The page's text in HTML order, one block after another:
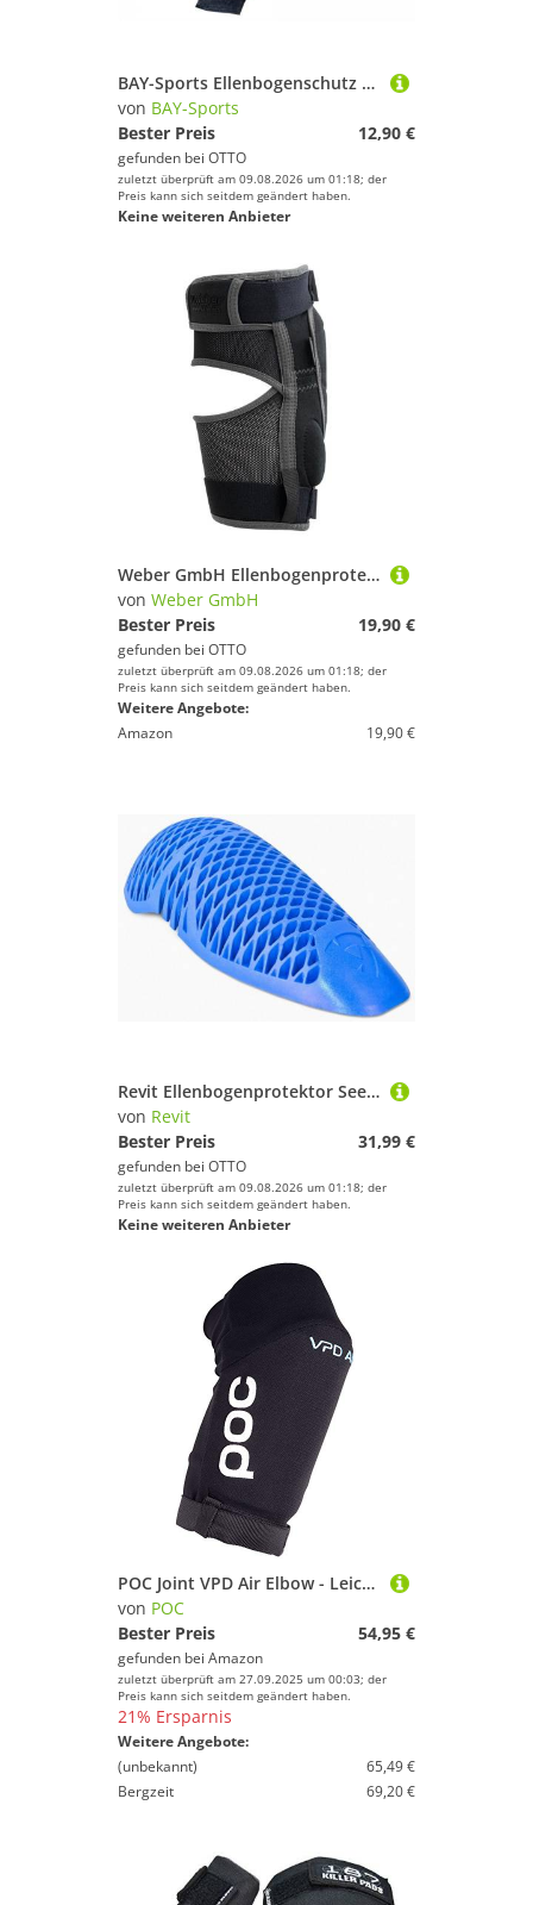
BAY-Sports Ellenbogenschutz Ellbogenbandagen extrem zum Wickeln Kraftsport BAY Wrist Wraps, Klettverschluss, besonders fest fixierbar, 3 Farben
von BAY-Sports
Bester Preis
12,90 €
gefunden bei OTTO
zuletzt überprüft am 09.08.2026 um 01:18; der
Preis kann sich seitdem geändert haben.
Keine weiteren Anbieter
Weber GmbH Ellenbogenprotektor Weber Ellenbogenschützer schwarz L (Set, 2-tlg., 2x Ellenbogenschützer in schwarz), flexibel, Aushärtung bei Aufprall, wiederverwendbar
von Weber GmbH
Bester Preis
19,90 €
gefunden bei OTTO
zuletzt überprüft am 09.08.2026 um 01:18; der
Preis kann sich seitdem geändert haben.
Weitere Angebote:
Amazon
19,90 €
Revit Ellenbogenprotektor Seeflex RV15 Ellenbogenprotektoren, Atmungsaktiv protektoren
von Revit
Bester Preis
31,99 €
gefunden bei OTTO
zuletzt überprüft am 09.08.2026 um 01:18; der
Preis kann sich seitdem geändert haben.
Keine weiteren Anbieter
POC Joint VPD Air Elbow - Leichter und flacher Ellbogenschützer, Uranium Black, S
von POC
Bester Preis
54,95 €
gefunden bei Amazon
zuletzt überprüft am 27.09.2025 um 00:03; der
Preis kann sich seitdem geändert haben.
21% Ersparnis
Weitere Angebote:
(unbekannt)
65,49 €
Bergzeit
69,20 €